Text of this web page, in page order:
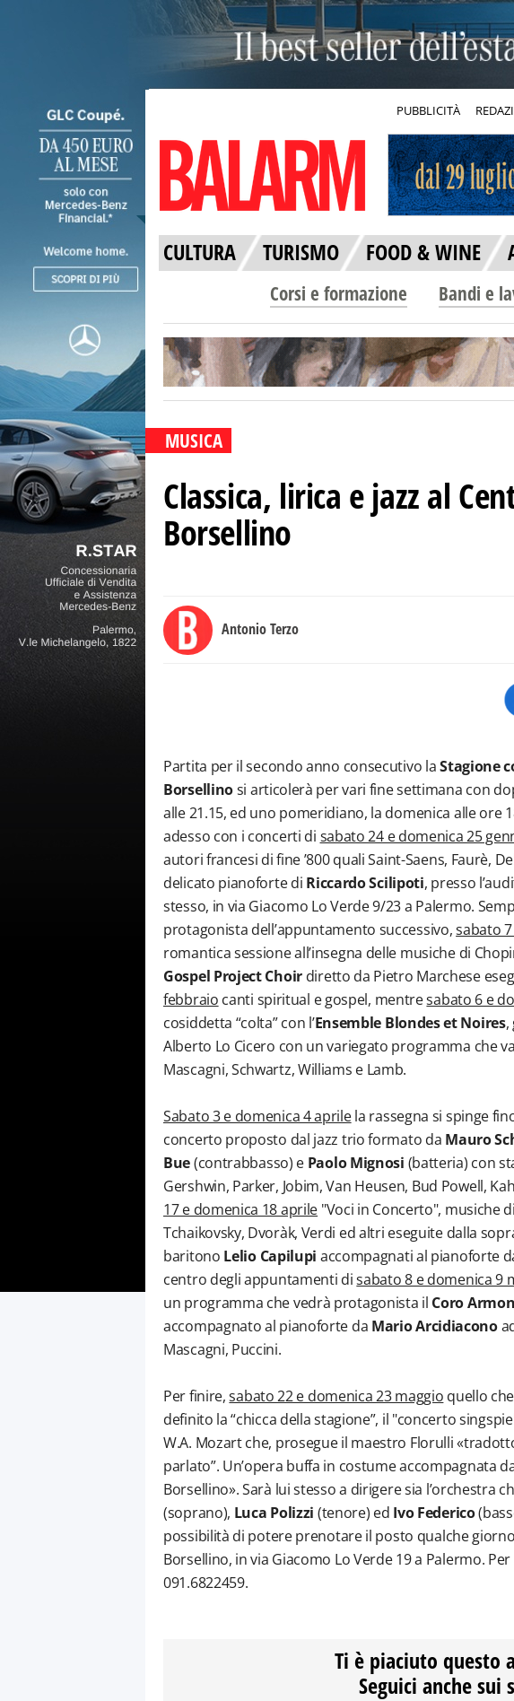
PUBBLICITÀ
CULTURA TURISMO FOOD & WINE
Corsi e formazione Bandi e
MUSICA
Classica, lirica e jazz al
Borsellino
Antonio Terzo
Partita per il secondo anno consecutivo laStagione
Borsellinosi articolerà per vari fine settimana con
alle 21.15, ed uno pomeridiano, la domenica alle ore
adesso con i concerti di sabato 24 e domenica 25
autori francesi di fine ’800 quali Saint-Saens, Faurè,
delicato pianoforte di Riccardo Scilipoti, presso
stesso, in via Giacomo Lo Verde 9/23 a Palermo.
protagonista dell’appuntamento successivo,sabato
romantica sessione all’insegna delle musiche di
Gospel Project Choir diretto da Pietro Marchese
febbraio canti spiritual e gospel, mentresabato 6 e
cosiddetta “colta” con l’Ensemble Blondes et Noires,
Alberto Lo Cicero con un variegato programma che
Mascagni, Schwartz, Williams e Lamb.
Sabato 3 e domenica 4 aprilela rassegna si spinge
concerto proposto dal jazz trio formato da Mauro
Bue(contrabbasso) e Paolo Mignosi (batteria) con
Gershwin, Parker, Jobim, Van Heusen, Bud Powell,
17 e domenica 18 aprile "Voci in Concerto", musiche
Tchaikovsky, Dvoràk, Verdi ed altri eseguite dalla
baritono Lelio Capilupi accompagnati al pianoforte
centro degli appuntamenti disabato 8 e domenica 9
un programma che vedrà protagonista il Coro
accompagnato al pianoforte da Mario Arcidiacono
Mascagni, Puccini.
Per finire,sabato 22 e domenica 23 maggio quello
definito la “chicca della stagione”, il "concerto
W.A. Mozart che, prosegue il maestro Florulli
parlato”. Un’opera buffa in costume accompagnata
Borsellino». Sarà lui stesso a dirigere sia l’orchestra
(soprano), Luca Polizzi (tenore) ed Ivo Federico
possibilità di potere prenotare il posto qualche
Borsellino, in via Giacomo Lo Verde 19 a Palermo.
091.6822459.
Ti è piaciuto questo
Seguici anche sui